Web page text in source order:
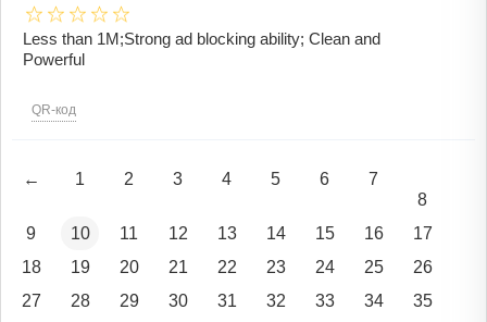
Less than 1M;Strong ad blocking ability; Clean and
Powerful
QR-код
← 1 2 3 4 5 6
7
8
9
10 11 12 13 14 15 16
17
18
19 20 21 22 23 24 25
26
27
28 29 30 31 32 33 34
35